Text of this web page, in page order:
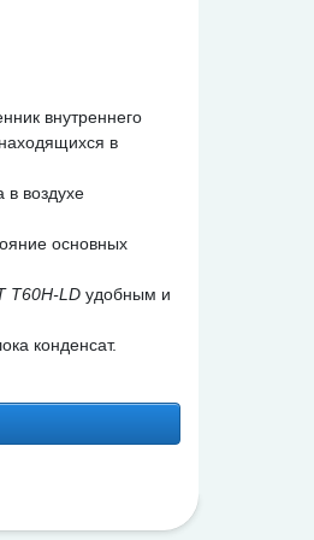
внутреннего
в
в воздухе
основных
T60H-LD удобным и
конденсат.